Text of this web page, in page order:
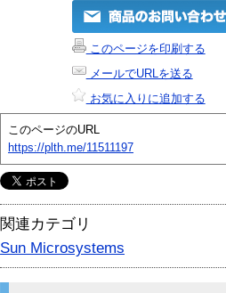
このページを印刷する
メールでURLを送る
お気に入りに追加する
このページのURL
https://plth.me/11511197
関連カテゴリ
Sun Microsystems